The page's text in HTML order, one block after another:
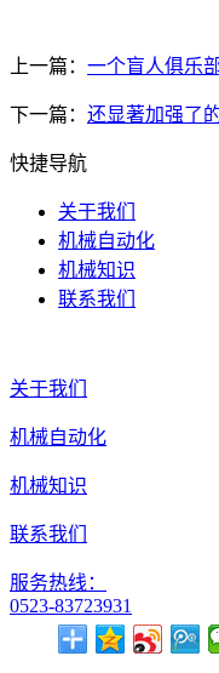
上一篇： 一个盲人俱乐
下一篇： 还显著加强了
快捷导航
关于我们
机械自动化
机械知识
联系我们
关于我们
机械自动化
机械知识
联系我们
服务热线：
0523-83723931